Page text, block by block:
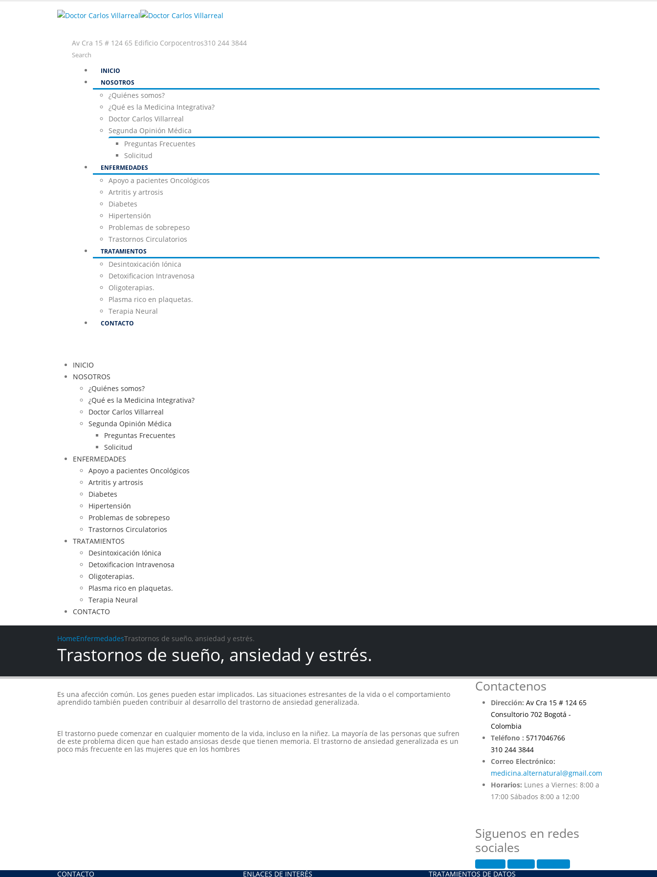
Av Cra 15 # 124 65 Edificio Corpocentros310 244 3844
Search
INICIO
NOSOTROS
¿Quiénes somos?
¿Qué es la Medicina Integrativa?
Doctor Carlos Villarreal
Segunda Opinión Médica
Preguntas Frecuentes
Solicitud
ENFERMEDADES
Apoyo a pacientes Oncológicos
Artritis y artrosis
Diabetes
Hipertensión
Problemas de sobrepeso
Trastornos Circulatorios
TRATAMIENTOS
Desintoxicación Iónica
Detoxificacion Intravenosa
Oligoterapias.
Plasma rico en plaquetas.
Terapia Neural
CONTACTO
INICIO
NOSOTROS
¿Quiénes somos?
¿Qué es la Medicina Integrativa?
Doctor Carlos Villarreal
Segunda Opinión Médica
Preguntas Frecuentes
Solicitud
ENFERMEDADES
Apoyo a pacientes Oncológicos
Artritis y artrosis
Diabetes
Hipertensión
Problemas de sobrepeso
Trastornos Circulatorios
TRATAMIENTOS
Desintoxicación Iónica
Detoxificacion Intravenosa
Oligoterapias.
Plasma rico en plaquetas.
Terapia Neural
CONTACTO
HomeEnfermedadesTrastornos de sueño, ansiedad y estrés.
Trastornos de sueño, ansiedad y estrés.
Es una afección común. Los genes pueden estar implicados. Las situaciones estresantes de la vida o el comportamiento
aprendido también pueden contribuir al desarrollo del trastorno de ansiedad generalizada.
El trastorno puede comenzar en cualquier momento de la vida, incluso en la niñez. La mayoría de las personas que sufren
de este problema dicen que han estado ansiosas desde que tienen memoria. El trastorno de ansiedad generalizada es un
poco más frecuente en las mujeres que en los hombres
Contactenos
Dirección: Av Cra 15 # 124 65
Consultorio 702 Bogotá -
Colombia
Teléfono : 5717046766
310 244 3844
Correo Electrónico:
medicina.alternatural@gmail.com
Horarios: Lunes a Viernes: 8:00 a
17:00 Sábados 8:00 a 12:00
Siguenos en redes
sociales
CONTACTO
ENLACES DE INTERÉS TRATAMIENTOS DE DATOS